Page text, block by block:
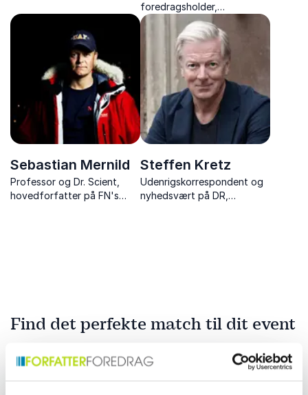
storpolitikkens effekt på
Arktis og Rigsfællesskabet.
Deler vigtige perspektiver
foredragsholder,
specialiseret i Danmark-
ekspeditionens udfordringer
og mysterier.
Sebastian Mernild
Professor og Dr. Scient,
hovedforfatter på FN's
Steffen Kretz
Udenrigskorrespondent og
nyhedsvært på DR,
Find det perfekte match til dit event